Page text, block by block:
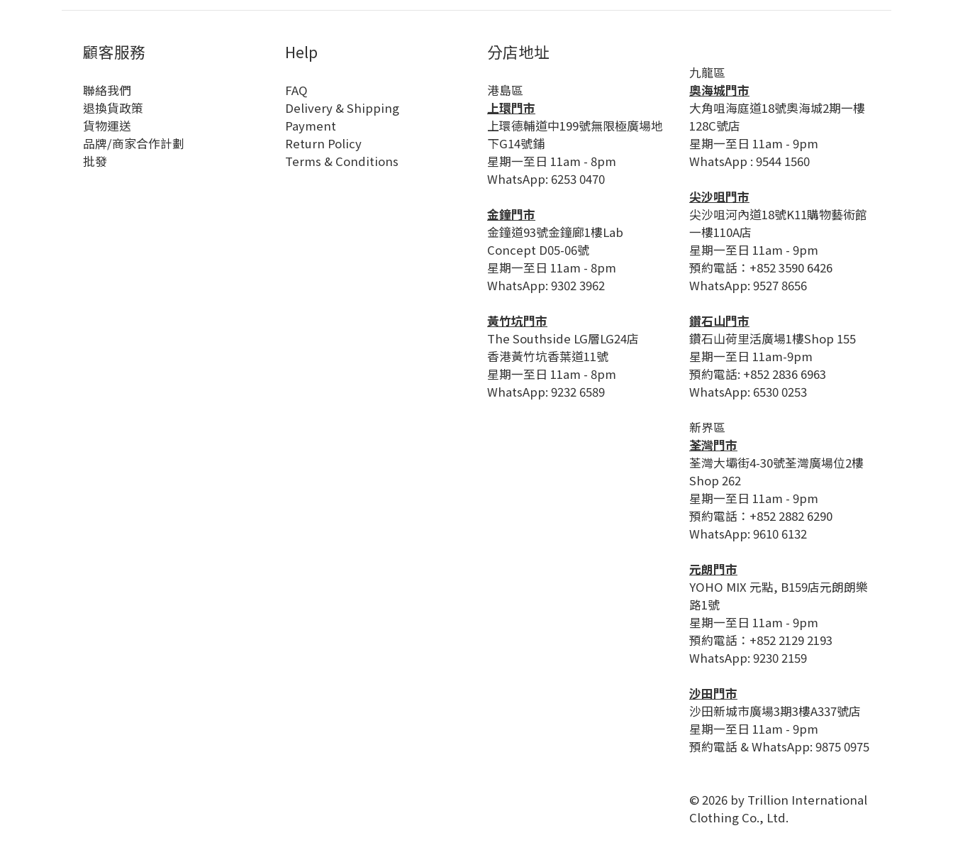
顧客服務
聯絡我們
退換貨政策
貨物運送
品牌/商家合作計劃
批發
Help
FAQ
Delivery & Shipping
Payment
Return Policy
Terms & Conditions
分店地址
港島區
上環門市
上環德輔道中199號無限極廣場地
下G14號鋪
星期一至日 11am - 8pm
WhatsApp: 6253 0470
金鐘門市
金鐘道93號金鐘廊1樓Lab
Concept D05-06號
星期一至日 11am - 8pm
WhatsApp: 9302 3962
黃竹坑門市
The Southside LG層LG24店
香港黃竹坑香葉道11號
星期一至日 11am - 8pm
WhatsApp: 9232 6589
九龍區
奧海城門市
大角咀海庭道18號奧海城2期一樓
128C號店
星期一至日 11am - 9pm
WhatsApp : 9544 1560
尖沙咀門市
尖沙咀河內道18號K11購物藝術館
一樓110A店
星期一至日 11am - 9pm
預約電話：+852 3590 6426
WhatsApp: 9527 8656
鑽石山門市
鑽石山荷里活廣場1樓Shop 155
星期一至日 11am-9pm
預約電話: +852 2836 6963
WhatsApp: 6530 0253
新界區
荃灣門市
荃灣大壩街4-30號荃灣廣場位2樓
Shop 262
星期一至日 11am - 9pm
預約電話：+852 2882 6290
WhatsApp: 9610 6132
元朗門市
YOHO MIX 元點, B159店元朗朗樂
路1號
星期一至日 11am - 9pm
預約電話：+852 2129 2193
WhatsApp: 9230 2159
沙田門市
沙田新城市廣場3期3樓A337號店
星期一至日 11am - 9pm
預約電話 & WhatsApp: 9875 0975
© 2026 by Trillion International
Clothing Co., Ltd.